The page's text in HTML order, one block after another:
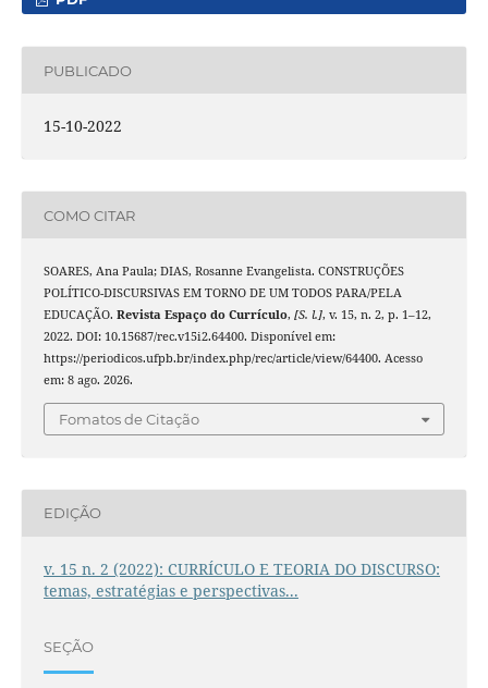
PUBLICADO
15-10-2022
COMO CITAR
SOARES, Ana Paula; DIAS, Rosanne Evangelista. CONSTRUÇÕES
POLÍTICO-DISCURSIVAS EM TORNO DE UM TODOS PARA/PELA
EDUCAÇÃO. Revista Espaço do Currículo, [S. l.], v. 15, n. 2, p. 1–12,
2022. DOI: 10.15687/rec.v15i2.64400. Disponível em:
https://periodicos.ufpb.br/index.php/rec/article/view/64400. Acesso
em: 8 ago. 2026.
Fomatos de Citação
EDIÇÃO
v. 15 n. 2 (2022): CURRÍCULO E TEORIA DO DISCURSO:
temas, estratégias e perspectivas...
SEÇÃO